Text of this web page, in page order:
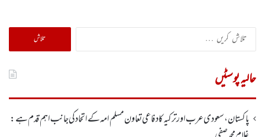
تلاش
کریں
حالیہ پوسٹیں
پاکستان، سعودی عرب اور ترکیہ کا دفاعی تعاون مسلم امہ کے اتحاد کی جانب اہم قدم ہے: